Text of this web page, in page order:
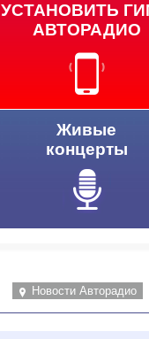
УСТАНОВИТЬ
АВТОРАДИО
Живые
концерты
Новости Авторадио